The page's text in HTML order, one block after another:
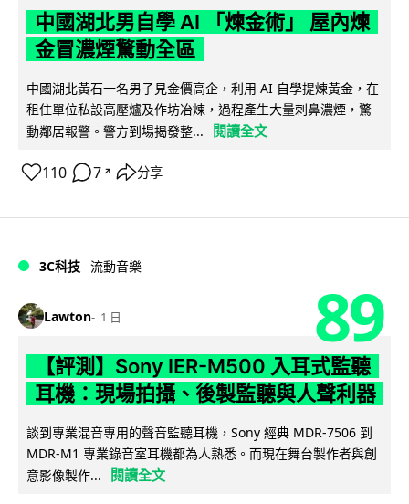
中國湖北男自學 AI 「煉金術」 屋內煉
金冒濃煙驚動全區
中國湖北黃石一名男子見金價高企，利用 AI 自學提煉黃金，在
租住單位私設高壓爐及作坊冶煉，過程產生大量刺鼻濃煙，驚
動鄰居報警。警方到場揭發整...
閱讀全文
110 7 ↗ 分享
3C科技 流動音樂
Lawton 1 日 89
【評測】Sony IER-M500 入耳式監聽
耳機：現場拍攝、後製監聽與人聲利器
談到專業混音專用的聲音監聽耳機，Sony 經典 MDR-7506 到
MDR-M1 專業錄音室耳機都為人熟悉。而現在舞台製作者與創
意影像製作...
閱讀全文